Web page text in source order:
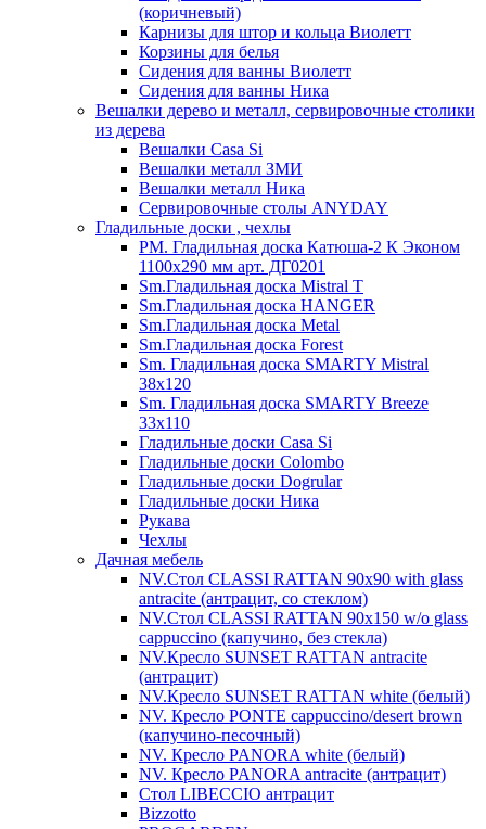
(коричневый)
Карнизы для штор и кольца Виолетт
Корзины для белья
Сидения для ванны Виолетт
Сидения для ванны Ника
Вешалки дерево и металл, сервировочные столики
из дерева
Вешалки Casa Si
Вешалки металл ЗМИ
Вешалки металл Ника
Сервировочные столы ANYDAY
Гладильные доски , чехлы
PM. Гладильная доска Катюша-2 К Эконом
1100х290 мм арт. ДГ0201
Sm.Гладильная доска Mistral T
Sm.Гладильная доска HANGER
Sm.Гладильная доска Metal
Sm.Гладильная доска Forest
Sm. Гладильная доска SMARTY Mistral
38x120
Sm. Гладильная доска SMARTY Breeze
33х110
Гладильные доски Casa Si
Гладильные доски Colombo
Гладильные доски Dogrular
Гладильные доски Ника
Рукава
Чехлы
Дачная мебель
NV.Стол CLASSI RATTAN 90х90 with glass
antracite (антрацит, со стеклом)
NV.Стол CLASSI RATTAN 90х150 w/o glass
cappuccino (капучино, без стекла)
NV.Кресло SUNSET RATTAN antracite
(антрацит)
NV.Кресло SUNSET RATTAN white (белый)
NV. Кресло PONTE cappuccino/desert brown
(капучино-песочный)
NV. Кресло PANORA white (белый)
NV. Кресло PANORA antracite (антрацит)
Стол LIBECCIO антрацит
Bizzotto